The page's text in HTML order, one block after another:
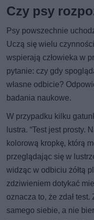
Czy psy
Psy powszechnie
Uczą się wielu
wspierają człowieka w
pytanie: czy gdy
własne odbicie?
badania naukowe.
W przypadku kilku
lustra. “Test jest prosty.
kolorową kropkę, którą
przeglądając się w
widząc w odbiciu żółtą
zdziwieniem dotykać
oznacza to, że zdał
samego siebie, a nie